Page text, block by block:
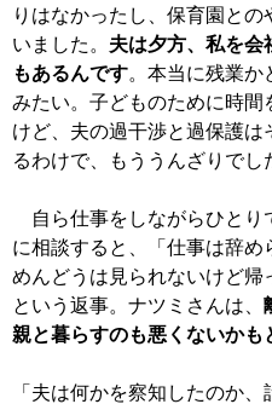
りはなかったし、保育園との
いました。 夫は夕方、私を会
もあるんです。本当に残業か
みたい。子どものために時間
けど、夫の過干渉と過保護は
るわけで、もううんざりでし
自ら仕事をしながらひとり
に相談すると、「仕事は辞め
めんどうは見られないけど帰
という返事。ナツミさんは、
親と暮らすのも悪くないかも
「夫は何かを察知したのか